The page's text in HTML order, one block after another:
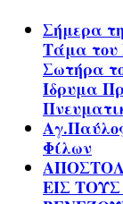
Σήμερα
Τάμα του
Σωτήρα
Ίδρυμα
Φίλων
ΕΙΣ